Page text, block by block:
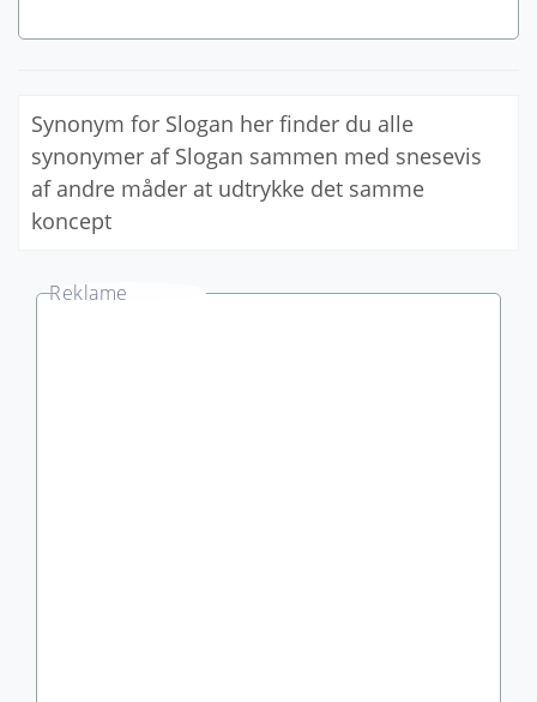
Synonym for Slogan her finder du alle
synonymer af Slogan sammen med snesevis
af andre måder at udtrykke det samme
koncept